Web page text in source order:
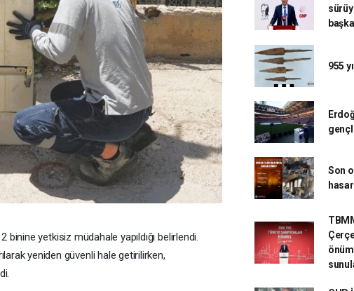
binine yetkisiz müdahale yapıldığı belirlendi.
yeniden güvenli hale getirilirken,
955
Son